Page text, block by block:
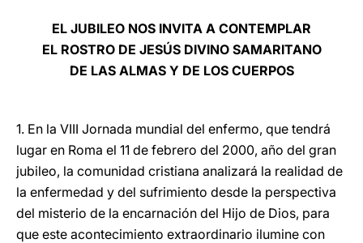
EL JUBILEO NOS INVITA A CONTEMPLAR
EL ROSTRO DE JESÚS DIVINO SAMARITANO
DE LAS ALMAS Y DE LOS CUERPOS
1. En la VIII Jornada mundial del enfermo, que tendrá
lugar en Roma el 11 de febrero del 2000, año del gran
jubileo, la comunidad cristiana analizará la realidad de
la enfermedad y del sufrimiento desde la perspectiva
del misterio de la encarnación del Hijo de Dios, para
que este acontecimiento extraordinario ilumine con